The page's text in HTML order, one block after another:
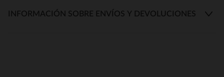
INFORMACIÓN SOBRE ENVÍOS Y DEVOLUCIONES